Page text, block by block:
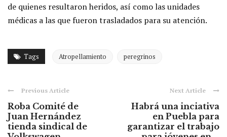
de quienes resultaron heridos, así como las unidades
médicas a las que fueron trasladados para su atención.
Tags Atropellamiento peregrinos
Previous Article
Roba Comité de
Juan Hernández
tienda sindical de
Next Article
Habrá una inciativa
en Puebla para
garantizar el trabajo